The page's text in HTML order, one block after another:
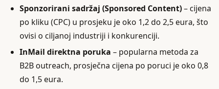
Sponzorirani sadržaj (Sponsored Content)– cijena
po kliku (CPC) u prosjeku je oko 1,2 do 2,5 eura, što
ovisi o ciljanoj industriji i konkurenciji.
InMail direktna poruka – popularna metoda za
B2B outreach, prosječna cijena po poruci je oko 0,8
do 1,5 eura.